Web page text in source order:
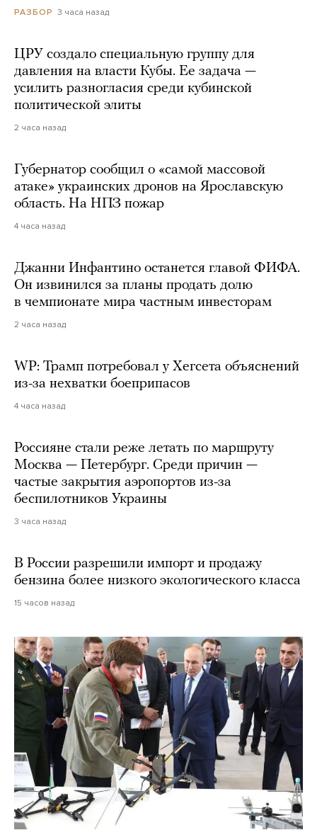
РАЗБОР 3 часа назад
ЦРУ создало специальную группу для
давления на власти Кубы. Ее задача —
усилить разногласия среди кубинской
политической элиты
2 часа назад
Губернатор сообщил о «самой массовой
атаке» украинских дронов на Ярославскую
область. На НПЗ пожар
4 часа назад
Джанни Инфантино останется главой ФИФА.
Он извинился за планы продать долю
в чемпионате мира частным инвесторам
2 часа назад
WP: Трамп потребовал у Хегсета объяснений
из-за нехватки боеприпасов
4 часа назад
Россияне стали реже летать по маршруту
Москва — Петербург. Среди причин —
частые закрытия аэропортов из-за
беспилотников Украины
3 часа назад
В России разрешили импорт и продажу
бензина более низкого экологического класса
15 часов назад